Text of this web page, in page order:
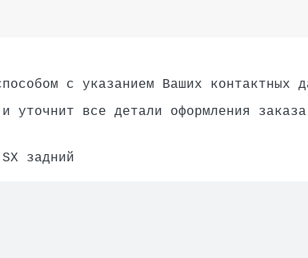
с указанием Ваших контактных
все детали оформления
SX задний